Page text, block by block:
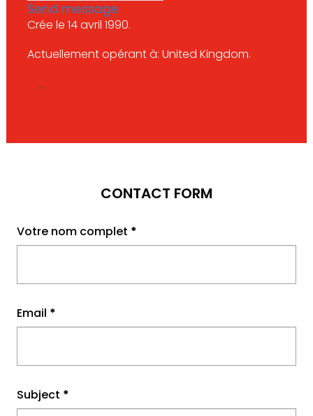
Send message
Crée le 14 avril 1990.
Actuellement opérant à: United Kingdom.
...
CONTACT FORM
Votre nom complet *
Email *
Subject *